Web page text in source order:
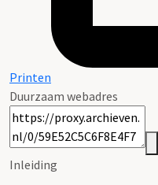
Printen
Duurzaam webadres
Inleiding